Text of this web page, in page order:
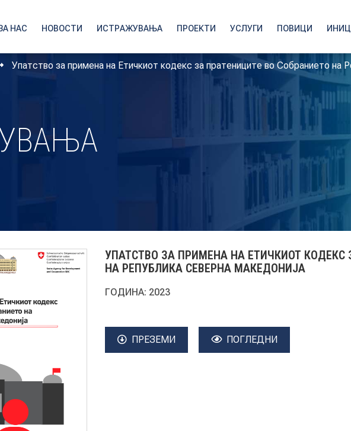
НАС НОВОСТИ ИСТРАЖУВАЊА ПРОЕКТИ УСЛУГИ ПОВИЦИ
Упатство за примена на Етичкиот кодекс за пратениците во Собранието на
УПАТСТВО ЗА ПРИМЕНА НА ЕТИЧКИОТ КОДЕКС
НА РЕПУБЛИКА СЕВЕРНА МАКЕДОНИЈА
ГОДИНА: 2023
ПРЕЗЕМИ ПОГЛЕДНИ